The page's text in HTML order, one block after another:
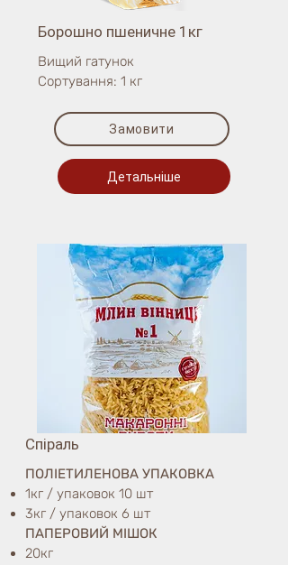
Борошно пшеничне 1кг
Вищий гатунок
Сортування: 1 кг
Замовити
Спіраль
ПОЛІЕТИЛЕНОВА УПАКОВКА
1кг / упаковок 10 шт
3кг / упаковок 6 шт
ПАПЕРОВИЙ МІШОК
20кг
Детальніше